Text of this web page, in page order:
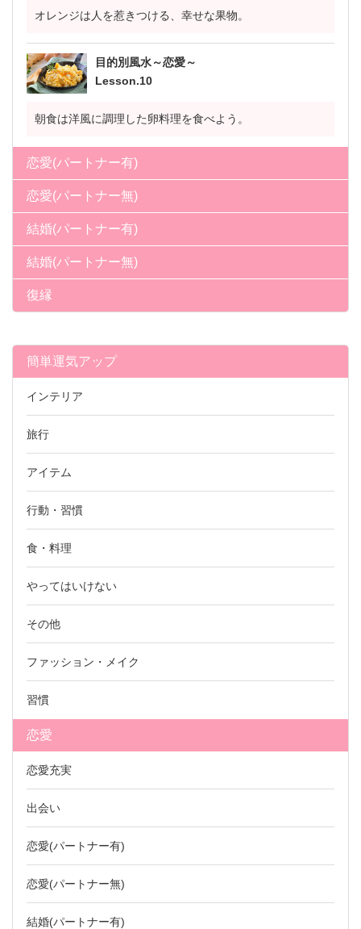
オレンジは人を惹きつける、幸せな果物。
目的別風水～恋愛～
Lesson.10
朝食は洋風に調理した卵料理を食べよう。
恋愛(パートナー有)
恋愛(パートナー無)
結婚(パートナー有)
結婚(パートナー無)
復縁
簡単運気アップ
インテリア
旅行
アイテム
行動・習慣
食・料理
やってはいけない
その他
ファッション・メイク
習慣
恋愛
恋愛充実
出会い
恋愛(パートナー有)
恋愛(パートナー無)
結婚(パートナー有)